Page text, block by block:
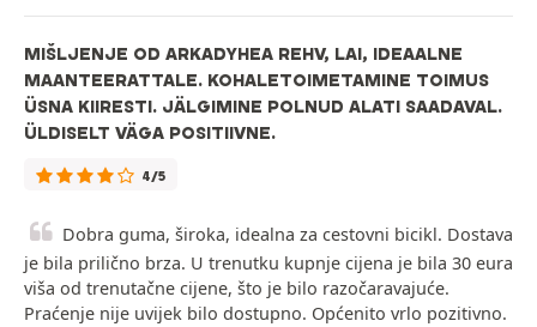
MIŠLJENJE OD ARKADYHEA REHV, LAI, IDEAALNE
MAANTEERATTALE. KOHALETOIMETAMINE TOIMUS
ÜSNA KIIRESTI. JÄLGIMINE POLNUD ALATI SAADAVAL.
ÜLDISELT VÄGA POSITIIVNE.
4/5
Dobra guma, široka, idealna za cestovni bicikl. Dostava
je bila prilično brza. U trenutku kupnje cijena je bila 30 eura
viša od trenutačne cijene, što je bilo razočaravajuće.
Praćenje nije uvijek bilo dostupno. Općenito vrlo pozitivno.